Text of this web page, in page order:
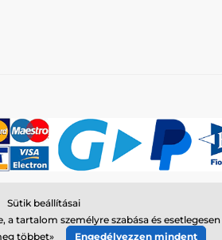
⦁ Webshop szolgáltatónk a
Sütik beállításai
tartalom személyre szabása és
többet» Engedélyezzen mindent